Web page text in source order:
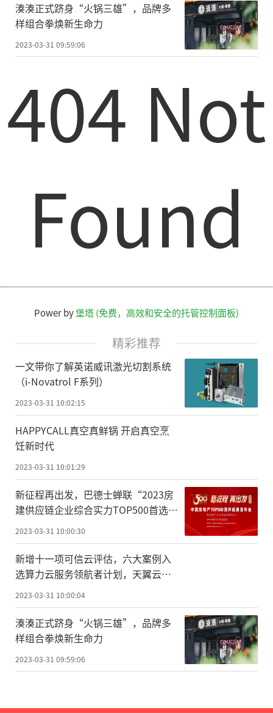
湊湊正式跻身“火锅三雄”，品牌多
样组合拳焕新生命力
2023-03-31 09:59:06
404 Not
Found
Power by堡塔 (免费，高效和安全的托管控制面板)
精彩推荐
一文带你了解英诺威讯激光切割系统
（i-Novatrol F系列）
2023-03-31 10:02:15
HAPPYCALL真空真鲜锅 开启真空烹
饪新时代
2023-03-31 10:01:29
新征程再出发，巴德士蝉联“2023房
建供应链企业综合实力TOP500首选供
2023-03-31 10:00:30
新增十一项可信云评估，六大案例入
选算力云服务领航者计划，天翼云科
2023-03-31 10:00:04
湊湊正式跻身“火锅三雄”，品牌多
样组合拳焕新生命力
2023-03-31 09:59:06